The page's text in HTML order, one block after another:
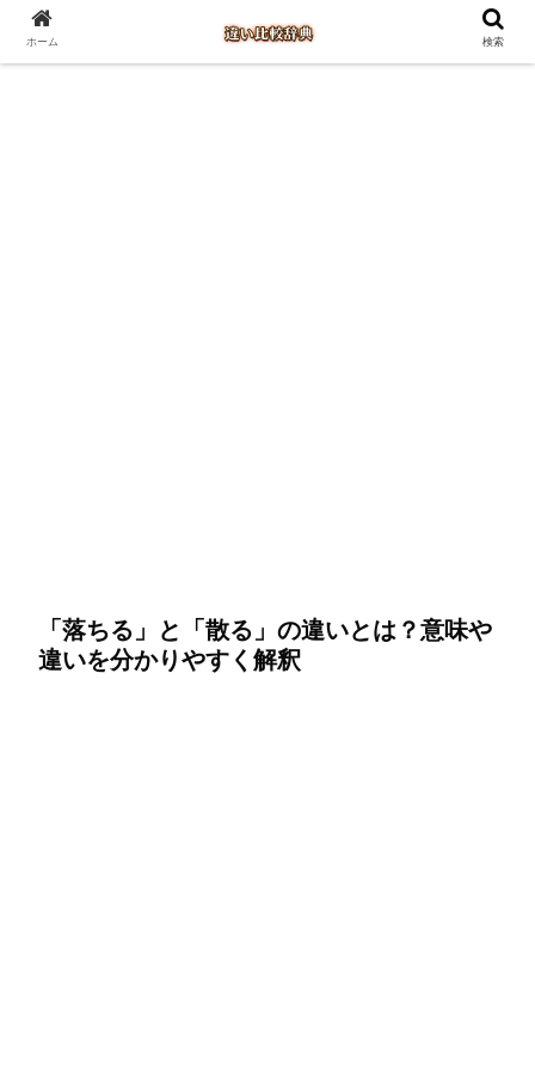
「落ちる」と「散る」の違いとは？意味や
違いを分かりやすく解釈
ホーム 検索